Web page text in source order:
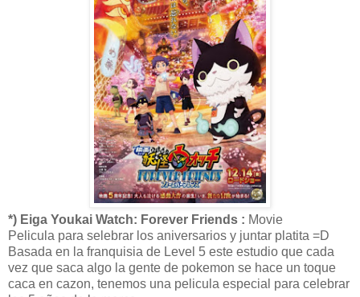
*) Eiga Youkai Watch: Forever Friends : Movie
Pelicula para selebrar los aniversarios y juntar platita =D
Basada en la franquisia de Level 5 este estudio que cada
vez que saca algo la gente de pokemon se hace un toque
caca en cazon, tenemos una pelicula especial para celebrar